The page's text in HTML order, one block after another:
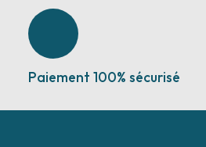
Paiement 100% sécurisé